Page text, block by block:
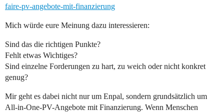
faire-pv-angebote-mit-finanzierung
Mich würde eure Meinung dazu interessieren:
Sind das die richtigen Punkte?
Fehlt etwas Wichtiges?
Sind einzelne Forderungen zu hart, zu weich oder nicht konkret
genug?
Mir geht es dabei nicht nur um Enpal, sondern grundsätzlich um
All-in-One-PV-Angebote mit Finanzierung. Wenn Menschen